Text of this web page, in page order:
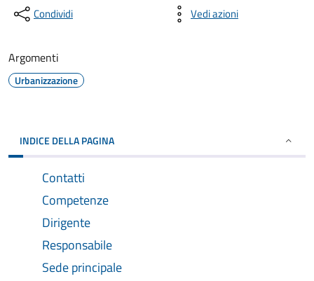
Condividi Vedi azioni
Argomenti
Urbanizzazione
INDICE DELLA PAGINA
Contatti
Competenze
Dirigente
Responsabile
Sede principale